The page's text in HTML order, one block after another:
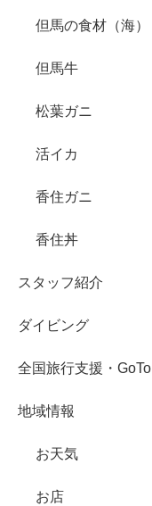
但馬の食材（海）
但馬牛
松葉ガニ
活イカ
香住ガニ
香住丼
スタッフ紹介
ダイビング
全国旅行支援・
地域情報
お天気
お店